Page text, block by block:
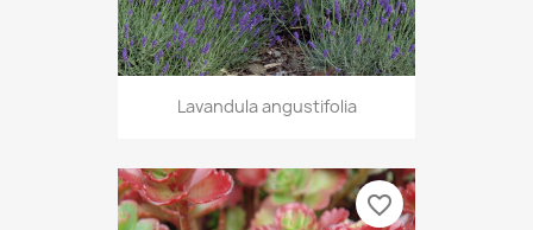
Lavandula angustifolia
favorite_border